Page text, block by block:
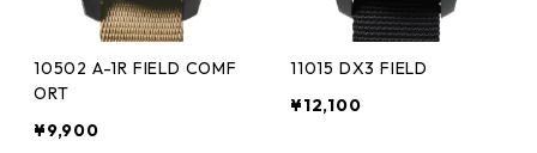
10502 A-1R FIELD COMF
ORT
¥9,900
11015 DX3 FIELD
¥12,100